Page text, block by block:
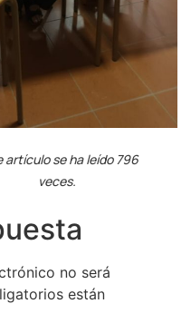
artículo se ha leído 796
veces.
no será
están